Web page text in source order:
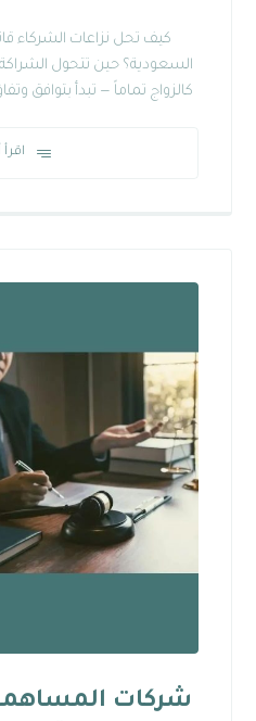
كيف تحل نزاعات الشركاء
السعودية؟ حين تتحول الشراكة
كالزواج تماماً — تبدأ بتوافق
اقرأ
شركات